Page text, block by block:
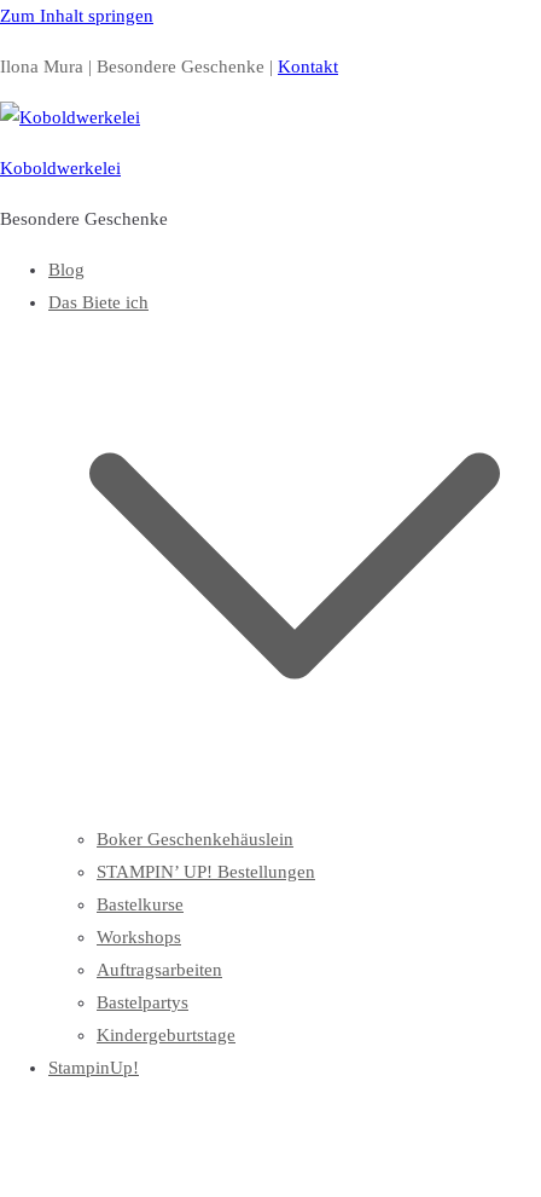
Zum Inhalt springen
Ilona Mura | Besondere Geschenke | Kontakt
Koboldwerkelei
Besondere Geschenke
Blog
Das Biete ich
Boker Geschenkehäuslein
STAMPIN’ UP! Bestellungen
Bastelkurse
Workshops
Auftragsarbeiten
Bastelpartys
Kindergeburtstage
StampinUp!